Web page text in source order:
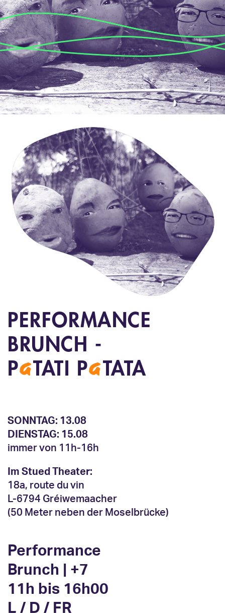
PERFORMANCE
BRUNCH -
PaTATI PaTATA
SONNTAG: 13.08
DIENSTAG: 15.08
immer von 11h-16h
m Stued Theater:
18a, route du vin
L-6794 Gréiwemaacher
(50 Meter neben der Moselbrücke)
Performance
Brunch | +7
11h bis 16h00
L / D / FR